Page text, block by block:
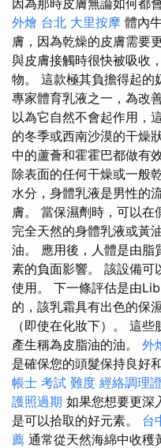
因為那時皮膚無論如何都
外燴 台北 大里按摩 體內
膚，因為乾燥的皮膚需要
與皮膚接觸時很快被吸收
物。 這款極其負擔得起的
專家體育乳液之一，為改
以為它自然不會起作用，
的冬季或西南沙漠的干燥
中的蘆薈和霍霍巴都做有
除表面的任何干燥或一般
水分，身體乳液是男性的
膚。 當保濕劑時，可以在
完全天然的身體乳液或黃
油。 應用後，人體是由脂
素的負面影響。 該設備可
使用。 下一條評估是由
的，該乳霜具有出色的保
（即使在化妝下）。 這
產生稱為皮脂油的油。 外
是確保您的頭髮保持良好
帳士 考試 難度 經絡調理
護照過期 如果您想要更深
是可以拾取的好元素。 台
薦 通常從天然海綿中收穫